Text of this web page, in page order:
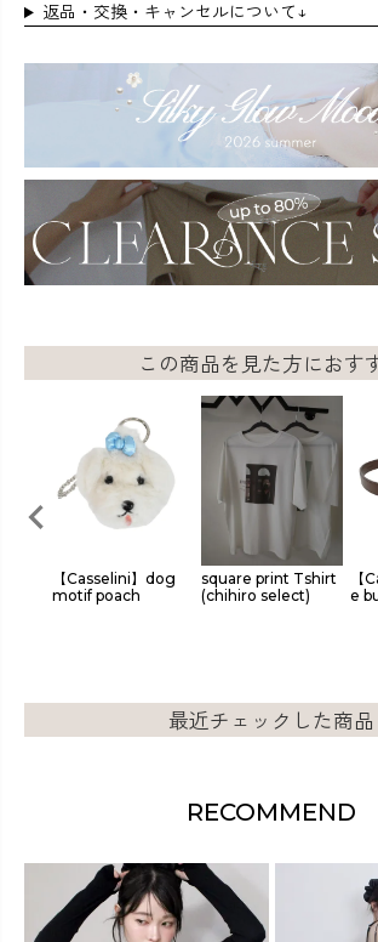
返品・交換・キャンセルについて↓
この商品を見た方におす
【Casselini】dog
motif poach
square print Tshirt
(chihiro select)
【
e
最近チェックした商品
RECOMMEND